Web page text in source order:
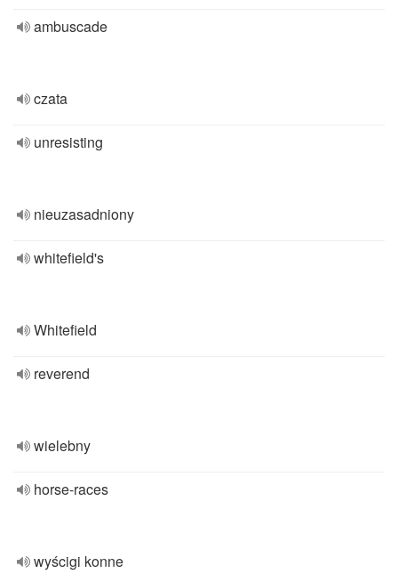
ambuscade
czata
unresisting
nieuzasadniony
whitefield's
Whitefield
reverend
wielebny
horse-races
wyścigi konne